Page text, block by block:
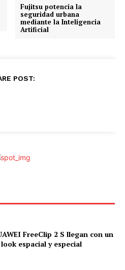
Fujitsu potencia la
seguridad urbana
mediante la Inteligencia
Artificial
POST:
FreeClip 2 S llegan con un
espacial y especial